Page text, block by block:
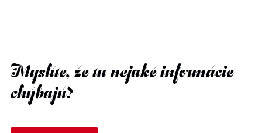
Myslíte, že tu nejaké informácie
chýbajú?